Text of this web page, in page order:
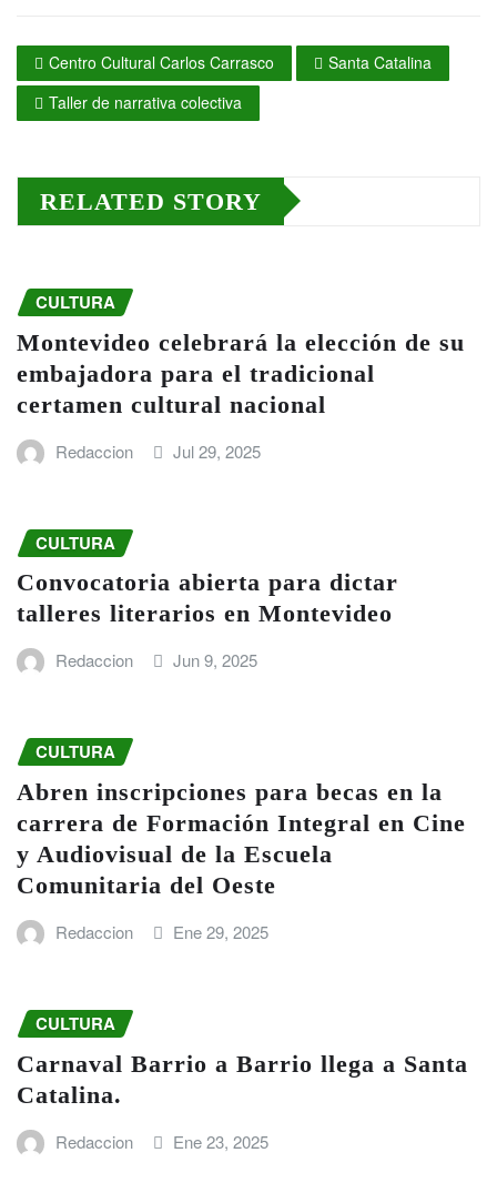
Centro Cultural Carlos Carrasco
Santa Catalina
Taller de narrativa colectiva
RELATED STORY
CULTURA
Montevideo celebrará la elección de su
embajadora para el tradicional
certamen cultural nacional
Redaccion Jul 29, 2025
CULTURA
Convocatoria abierta para dictar
talleres literarios en Montevideo
Redaccion Jun 9, 2025
CULTURA
Abren inscripciones para becas en la
carrera de Formación Integral en Cine
y Audiovisual de la Escuela
Comunitaria del Oeste
Redaccion Ene 29, 2025
CULTURA
Carnaval Barrio a Barrio llega a Santa
Catalina.
Redaccion Ene 23, 2025